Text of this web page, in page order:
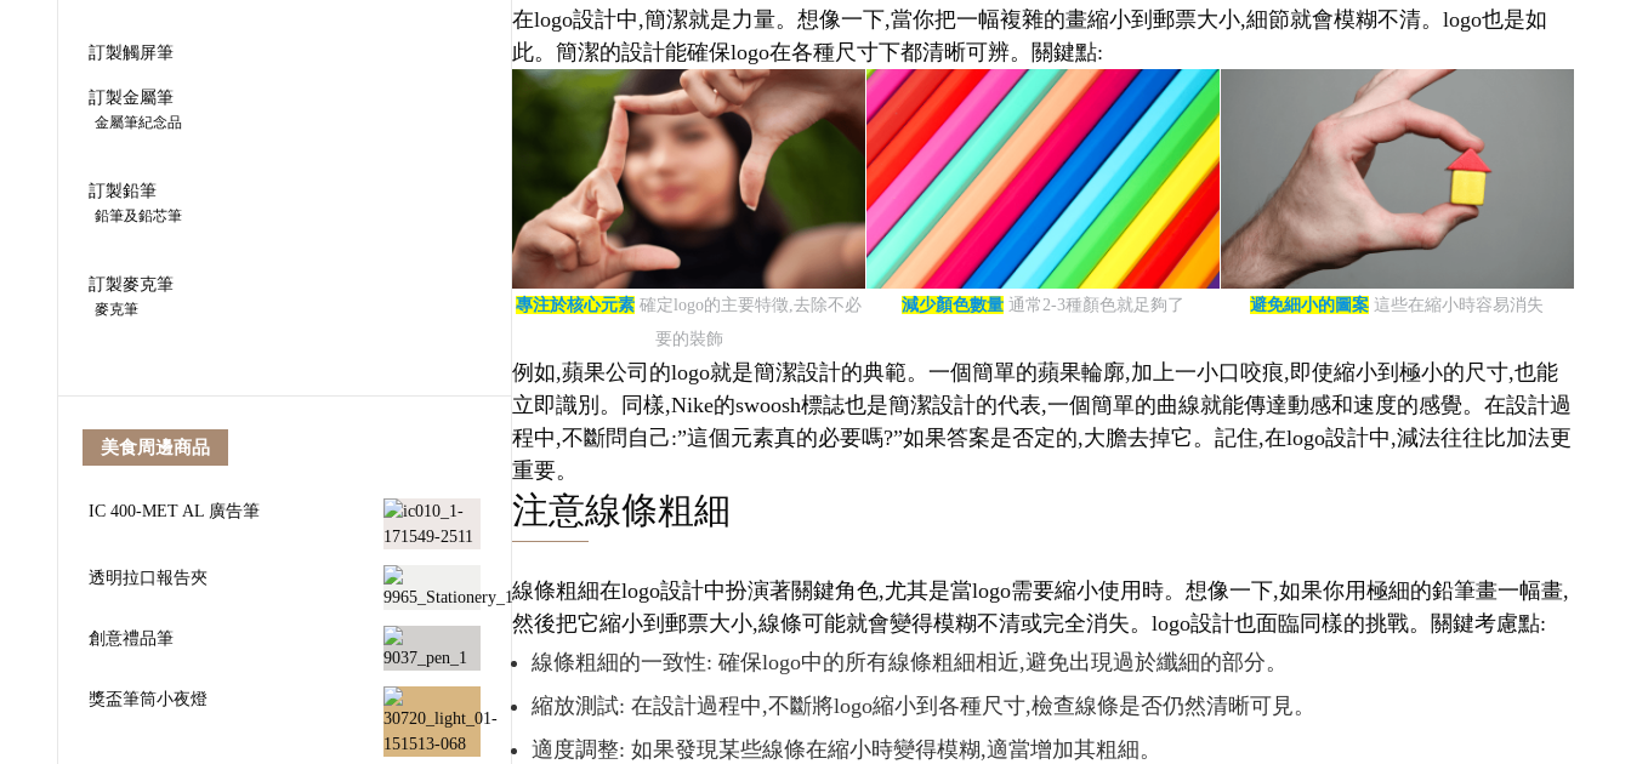
在logo設計中,簡潔就是力量。想像一下,當你把一幅複雜的畫縮小到郵票大小,細節就會模糊不清。logo也是如
此。簡潔的設計能確保logo在各種尺寸下都清晰可辨。關鍵點:
專注於核心元素 確定logo的主要特徵,去除不必
要的裝飾
減少顏色數量 通常2-3種顏色就足夠了 避免細小的圖案 這些在縮小時容易消失
例如,蘋果公司的logo就是簡潔設計的典範。一個簡單的蘋果輪廓,加上一小口咬痕,即使縮小到極小的尺寸,也能
立即識別。同樣,Nike的swoosh標誌也是簡潔設計的代表,一個簡單的曲線就能傳達動感和速度的感覺。在設計過
程中,不斷問自己:”這個元素真的必要嗎?”如果答案是否定的,大膽去掉它。記住,在logo設計中,減法往往比加法更
重要。
注意線條粗細
線條粗細在logo設計中扮演著關鍵角色,尤其是當logo需要縮小使用時。想像一下,如果你用極細的鉛筆畫一幅畫,
然後把它縮小到郵票大小,線條可能就會變得模糊不清或完全消失。logo設計也面臨同樣的挑戰。關鍵考慮點:
線條粗細的一致性: 確保logo中的所有線條粗細相近,避免出現過於纖細的部分。
縮放測試: 在設計過程中,不斷將logo縮小到各種尺寸,檢查線條是否仍然清晰可見。
適度調整: 如果發現某些線條在縮小時變得模糊,適當增加其粗細。
訂製觸屏筆
訂製金屬筆
金屬筆紀念品
訂製鉛筆
鉛筆及鉛芯筆
訂製麥克筆
麥克筆
美食周邊商品
IC 400-MET AL 廣告筆
透明拉口報告夾
創意禮品筆
獎盃筆筒小夜燈